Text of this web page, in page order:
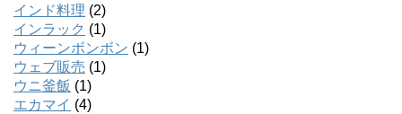
インド料理 (2)
インラック (1)
ウィーンボンボン (1)
ウェブ販売 (1)
ウニ釜飯 (1)
エカマイ (4)